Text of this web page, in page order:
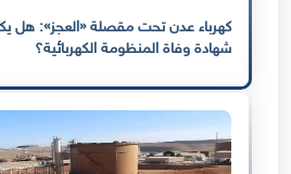
شهادة وفاة المنظومة الكهربائية؟